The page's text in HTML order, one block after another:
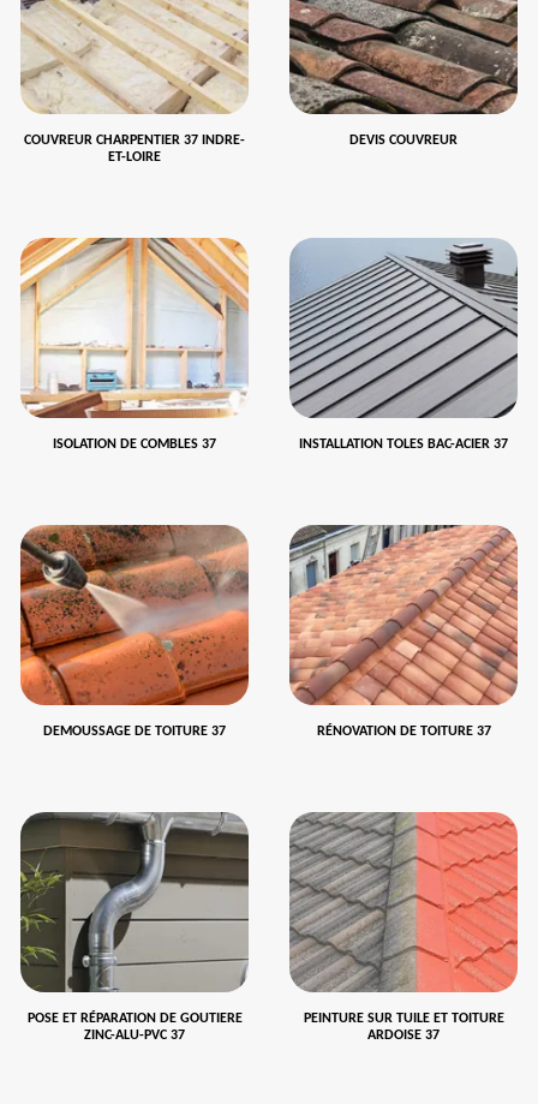
COUVREUR CHARPENTIER 37 INDRE-
ET-LOIRE
DEVIS COUVREUR
ISOLATION DE COMBLES 37 INSTALLATION TOLES BAC-ACIER 37
DEMOUSSAGE DE TOITURE 37 RÉNOVATION DE TOITURE 37
POSE ET RÉPARATION DE GOUTIERE
ZINC-ALU-PVC 37
PEINTURE SUR TUILE ET TOITURE
ARDOISE 37